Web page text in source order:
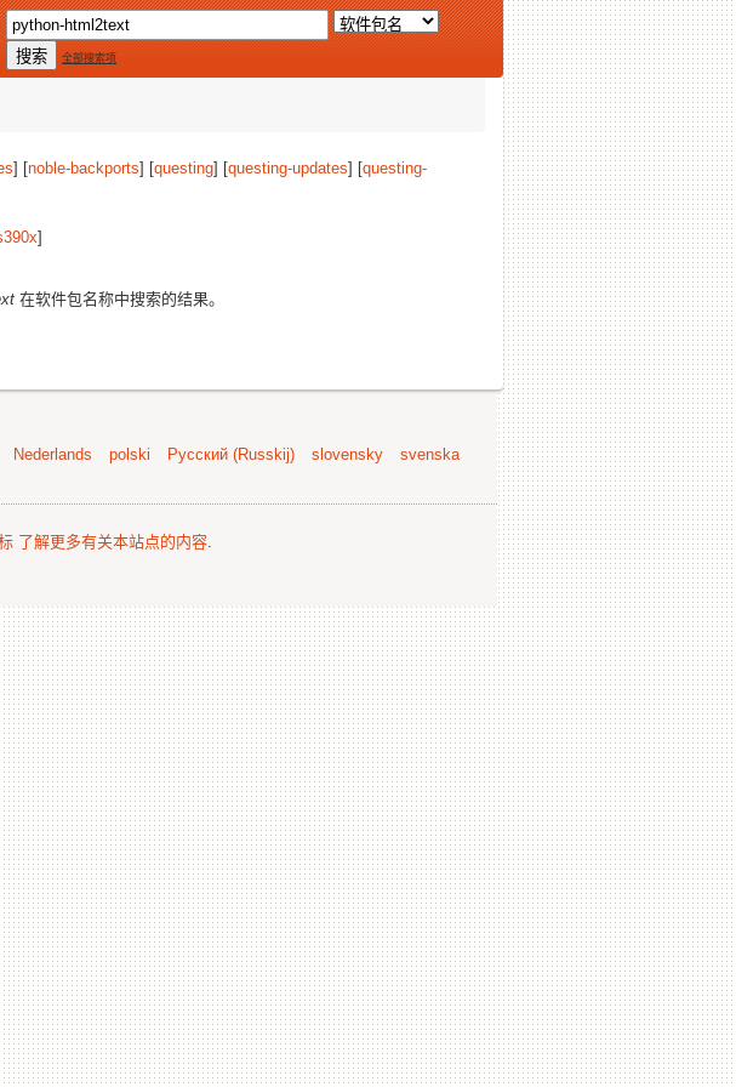
全部搜索项
] [noble-backports] [questing] [questing-updates] [questing-
]
在软件包名称中搜索的结果。
Nederlands polski Русский (Russkij) slovensky
svenska
了解更多有关本站点的内容.